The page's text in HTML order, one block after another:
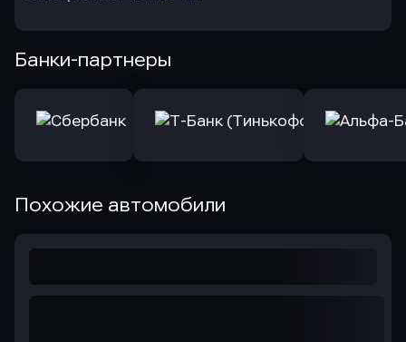
Банки-партнеры
Похожие автомобили